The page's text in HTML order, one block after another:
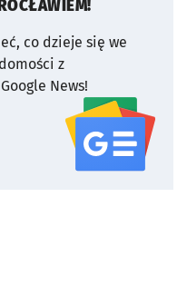
co dzieje się we
z
News!
serwisu